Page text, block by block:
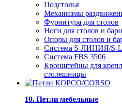
Подстолья
Механизмы
Фурнитура для столов
Ноги для столов и
Опоры для столов и
Система S-ЛИНИЯ/S-
Система FBS 3506
Кронштейны для
столешницы
10. Петли мебельные